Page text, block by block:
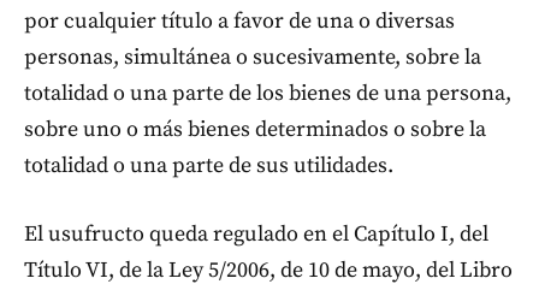
por cualquier título a favor de una o diversas
personas, simultánea o sucesivamente, sobre la
totalidad o una parte de los bienes de una persona,
sobre uno o más bienes determinados o sobre la
totalidad o una parte de sus utilidades.
El usufructo queda regulado en el Capítulo I, del
Título VI, de la Ley 5/2006, de 10 de mayo, del Libro